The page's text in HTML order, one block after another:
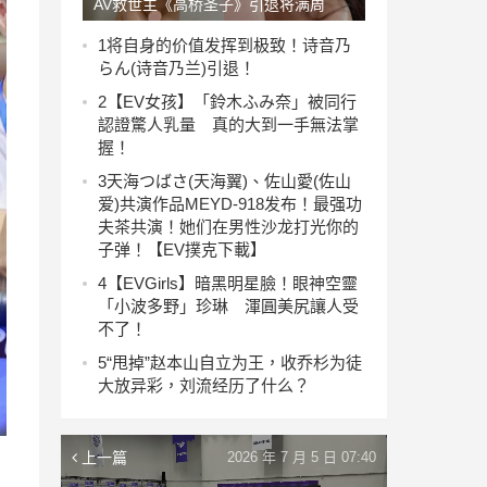
AV救世主《高桥圣子》引退将满周
年… 老司机推三部必回味人气经典！
1将自身的价值发挥到极致！诗音乃
らん(诗音乃兰)引退！
2 【EV女孩】「鈴木ふみ奈」被同行
認證驚人乳量 真的大到一手無法掌
握！
3天海つばさ(天海翼)、佐山愛(佐山
爱)共演作品MEYD-918发布！最强功
夫茶共演！她们在男性沙龙打光你的
子弹！【EV撲克下載】
4 【EVGirls】暗黑明星臉！眼神空靈
「小波多野」珍琳 渾圓美尻讓人受
不了！
5“甩掉”赵本山自立为王，收乔杉为徒
大放异彩，刘流经历了什么？
上一篇 2026 年 7 月 5 日 07:40